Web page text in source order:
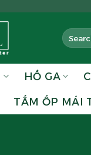
Search
for:
HỐ GA
TẤM ỐP MÁI